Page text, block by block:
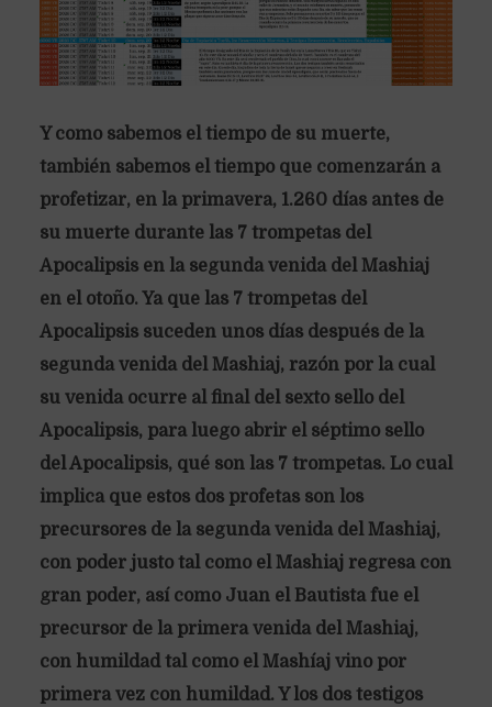
Y como sabemos el tiempo de su muerte,
también sabemos el tiempo que comenzarán a
profetizar, en la primavera, 1.260 días antes de
su muerte durante las 7 trompetas del
Apocalipsis en la segunda venida del Mashiaj
en el otoño. Ya que las 7 trompetas del
Apocalipsis suceden unos días después de la
segunda venida del Mashiaj, razón por la cual
su venida ocurre al final del sexto sello del
Apocalipsis, para luego abrir el séptimo sello
del Apocalipsis, qué son las 7 trompetas. Lo cual
implica que estos dos profetas son los
precursores de la segunda venida del Mashiaj,
con poder justo tal como el Mashiaj regresa con
gran poder, así como Juan el Bautista fue el
precursor de la primera venida del Mashiaj,
con humildad tal como el Mashíaj vino por
primera vez con humildad. Y los dos testigos